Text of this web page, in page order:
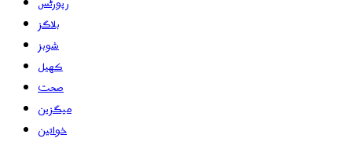
بلاگز
شوبز
کھیل
صحت
میگزین
خواتین